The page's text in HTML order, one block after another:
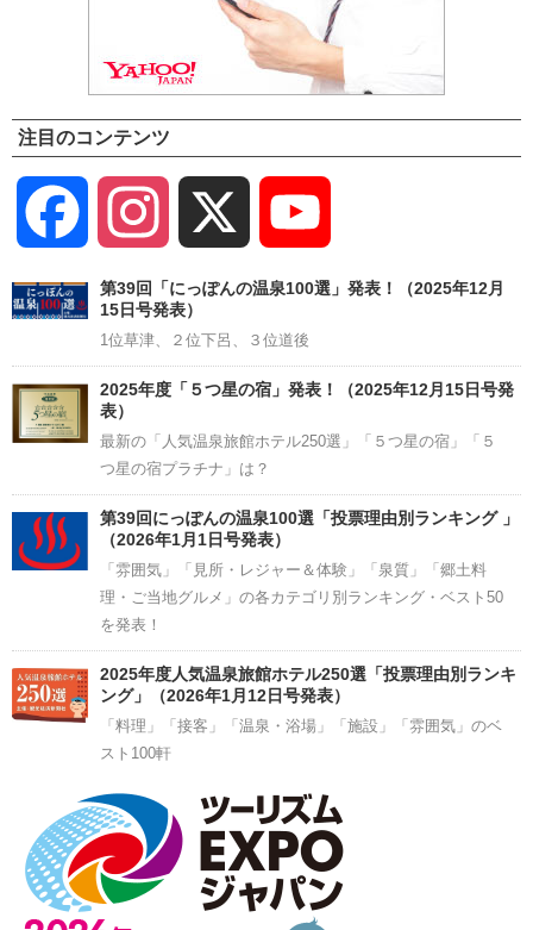
注目のコンテンツ
Facebook Instagram
Channel
第39回「にっぽんの温泉100選」発表！（2025年12月
15日号発表）
1位草津、２位下呂、３位道後
2025年度「５つ星の宿」発表！（2025年12月15日号発
表）
最新の「人気温泉旅館ホテル250選」「５つ星の宿」「５
つ星の宿プラチナ」は？
第39回にっぽんの温泉100選「投票理由別ランキング 」
（2026年1月1日号発表）
「雰囲気」「見所・レジャー＆体験」「泉質」「郷土料
理・ご当地グルメ」の各カテゴリ別ランキング・ベスト50
を発表！
2025年度人気温泉旅館ホテル250選「投票理由別ランキ
ング」（2026年1月12日号発表）
「料理」「接客」「温泉・浴場」「施設」「雰囲気」のベ
スト100軒